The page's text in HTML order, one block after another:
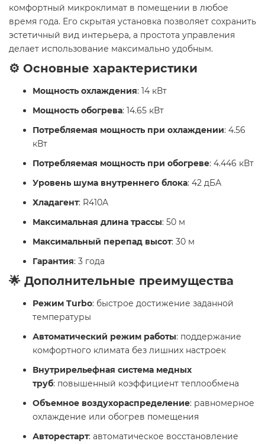
комфортный микроклимат в помещении в любое
время года. Его скрытая установка позволяет сохранить
эстетичный вид интерьера, а простота управления
делает использование максимально удобным.
⚙️ Основные характеристики
Мощность охлаждения: 14 кВт
Мощность обогрева: 14.65 кВт
Потребляемая мощность при охлаждении: 4.56
кВт
Потребляемая мощность при обогреве: 4.446 кВт
Уровень шума внутреннего блока: 42 дБА
Хладагент: R410A
Максимальная длина трассы: 50 м
Максимальный перепад высот: 30 м
Гарантия: 3 года
🌟 Дополнительные преимущества
Режим Turbo: быстрое достижение заданной
температуры
Автоматический режим работы: поддержание
комфортного климата без лишних настроек
Внутрирельефная система медных
труб: повышенный коэффициент теплообмена
Объемное воздухораспределение: равномерное
охлаждение или обогрев помещения
Авторестарт: автоматическое восстановление